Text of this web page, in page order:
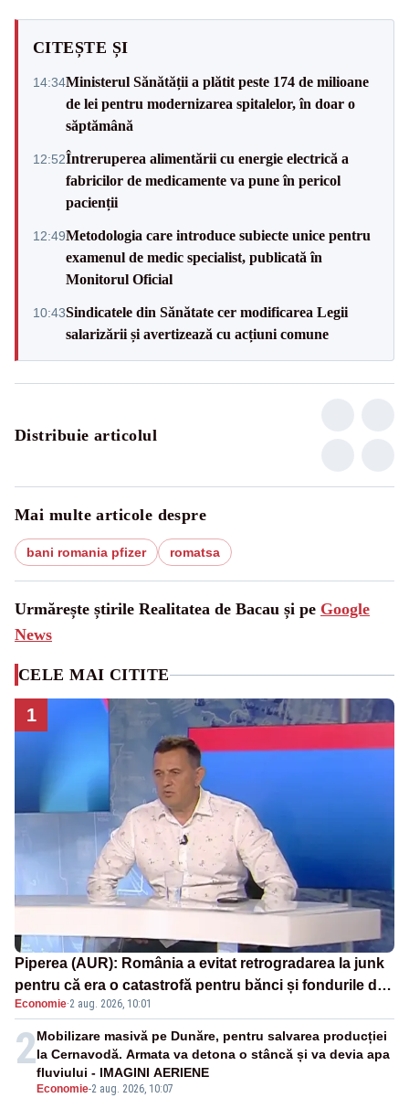
CITEȘTE ȘI
14:34Ministerul Sănătății a plătit peste 174 de milioane
de lei pentru modernizarea spitalelor, în doar o
săptămână
12:52Întreruperea alimentării cu energie electrică a
fabricilor de medicamente va pune în pericol
pacienții
12:49Metodologia care introduce subiecte unice pentru
examenul de medic specialist, publicată în
Monitorul Oficial
10:43Sindicatele din Sănătate cer modificarea Legii
salarizării și avertizează cu acțiuni comune
Distribuie articolul
Mai multe articole despre
bani romania pfizer romatsa
Urmărește știrile Realitatea de Bacau și pe Google
News
CELE MAI CITITE
1
Piperea (AUR): România a evitat retrogradarea la junk
pentru că era o catastrofă pentru bănci și fondurile de
pensii
Economie·2 aug. 2026, 10:01
2
Economie-2 aug. 2026, 10:07
Mobilizare masivă pe Dunăre, pentru salvarea producției
la Cernavodă. Armata va detona o stâncă și va devia apa
fluviului - IMAGINI AERIENE